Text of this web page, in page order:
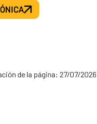
Española:
Española:
de la página: 27/07/2026